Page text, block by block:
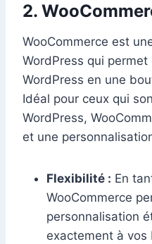
2.
WooCommerce est
WordPress qui
WordPress en une
Idéal pour ceux qui
WordPress,
et une
Flexibilité : En
WooCommerce
personnalisation
exactement à vos